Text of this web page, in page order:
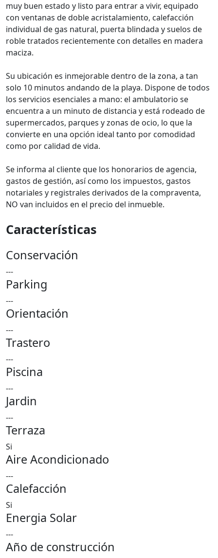
muy buen estado y listo para entrar a vivir, equipado
con ventanas de doble acristalamiento, calefacción
individual de gas natural, puerta blindada y suelos de
roble tratados recientemente con detalles en madera
maciza.
Su ubicación es inmejorable dentro de la zona, a tan
solo 10 minutos andando de la playa. Dispone de todos
los servicios esenciales a mano: el ambulatorio se
encuentra a un minuto de distancia y está rodeado de
supermercados, parques y zonas de ocio, lo que la
convierte en una opción ideal tanto por comodidad
como por calidad de vida.
Se informa al cliente que los honorarios de agencia,
gastos de gestión, así como los impuestos, gastos
notariales y registrales derivados de la compraventa,
NO van incluidos en el precio del inmueble.
Características
Conservación
---
Parking
---
Orientación
---
Trastero
---
Piscina
---
Jardin
---
Terraza
Si
Aire Acondicionado
---
Calefacción
Si
Energia Solar
---
Año de construcción